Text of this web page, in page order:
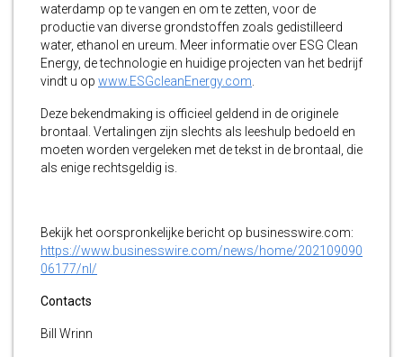
waterdamp op te vangen en om te zetten, voor de
productie van diverse grondstoffen zoals gedistilleerd
water, ethanol en ureum. Meer informatie over ESG Clean
Energy, de technologie en huidige projecten van het bedrijf
vindt u op www.ESGcleanEnergy.com
Deze bekendmaking is officieel geldend in de originele
brontaal. Vertalingen zijn slechts als leeshulp bedoeld en
moeten worden vergeleken met de tekst in de brontaal, die
als enige rechtsgeldig is.
Bekijk het oorspronkelijke bericht op businesswire.com:
https://www.businesswire.com/news/home/202109090
06177/nl/
Contacts
Bill Wrinn